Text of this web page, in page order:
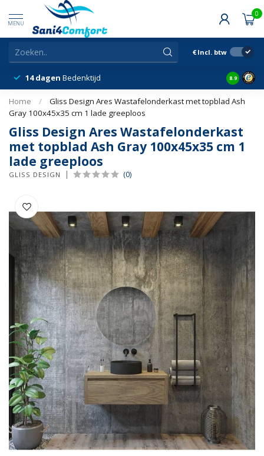
MENU
0
€ Incl. btw
14 dagen Bedenktijd Snelle
8.9
Home /
Gliss Design Ares Wastafelonderkast met topblad Ash
Gray 100x45x35 cm 1 lade greeploos
Gliss Design Ares Wastafelonderkast
met topblad Ash Gray 100x45x35 cm 1
lade greeploos
GLISS DESIGN (0)